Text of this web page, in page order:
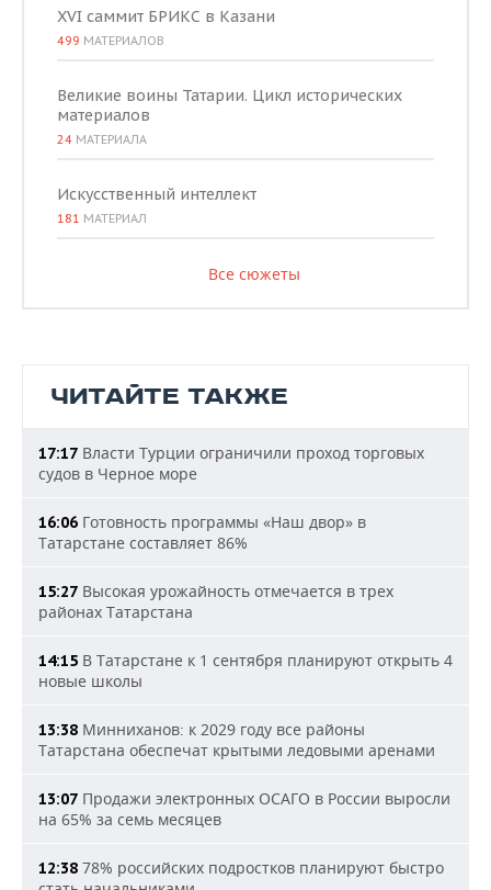
XVI саммит БРИКС в Казани
499 МАТЕРИАЛОВ
Великие воины Татарии. Цикл исторических
материалов
24 МАТЕРИАЛА
Искусственный интеллект
181 МАТЕРИАЛ
Все сюжеты
ЧИТАЙТЕ ТАКЖЕ
17:17 Власти Турции ограничили проход торговых
судов в Черное море
16:06 Готовность программы «Наш двор» в
Татарстане составляет 86%
15:27 Высокая урожайность отмечается в трех
районах Татарстана
14:15 В Татарстане к 1 сентября планируют открыть 4
новые школы
13:38 Минниханов: к 2029 году все районы
Татарстана обеспечат крытыми ледовыми аренами
13:07 Продажи электронных ОСАГО в России выросли
на 65% за семь месяцев
12:38 78% российских подростков планируют быстро